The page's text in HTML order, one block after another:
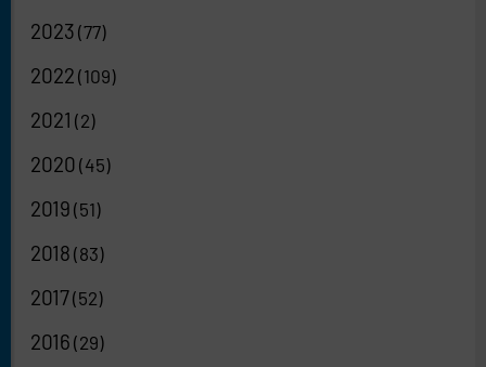
2023 (77)
2022 (109)
2021 (2)
2020 (45)
2019 (51)
2018 (83)
2017(52)
2016 (29)